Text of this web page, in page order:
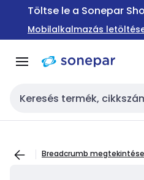
Ugrás a
Ugrás a
tartalomra
Töltse le a Sonepar
Mobilalkalmazás
Keresési bemenet
Breadcrumb megtekintése